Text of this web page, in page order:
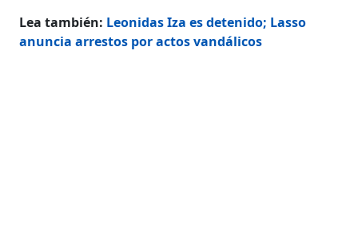
Lea también: Leonidas Iza es detenido; Lasso
anuncia arrestos por actos vandálicos